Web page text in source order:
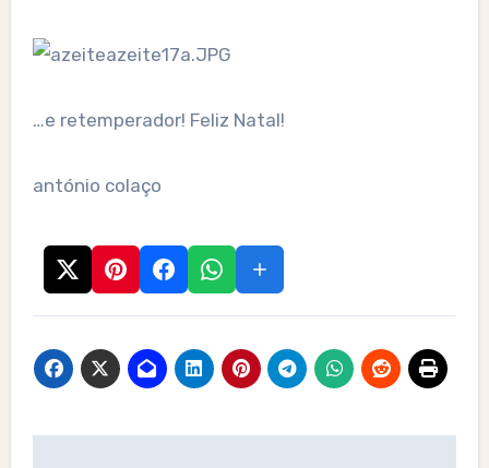
…e retemperador! Feliz Natal!
antónio colaço